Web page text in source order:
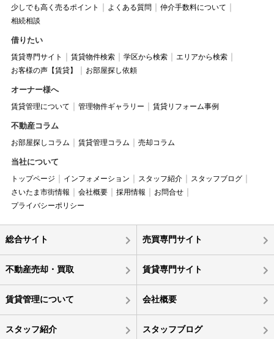
少しでも高く売るポイント
よくある質問
仲介手数料について
相続相談
借りたい
賃貸専門サイト 賃貸物件検索 学区から検索
エリアから検索
お客様の声【賃貸】
お部屋探し依頼
オーナー様へ
賃貸管理について 管理物件ギャラリー 賃貸リフォーム事例
不動産コラム
お部屋探しコラム 賃貸管理コラム 売却コラム
当社について
トップページ インフォメーション スタッフ紹介
スタッフブログ
さいたま市街情報
会社概要 採用情報
お問合せ
プライバシーポリシー
総合サイト 売買専門サイト
不動産売却・買取 賃貸専門サイト
賃貸管理について 会社概要
スタッフ紹介 スタッフブログ